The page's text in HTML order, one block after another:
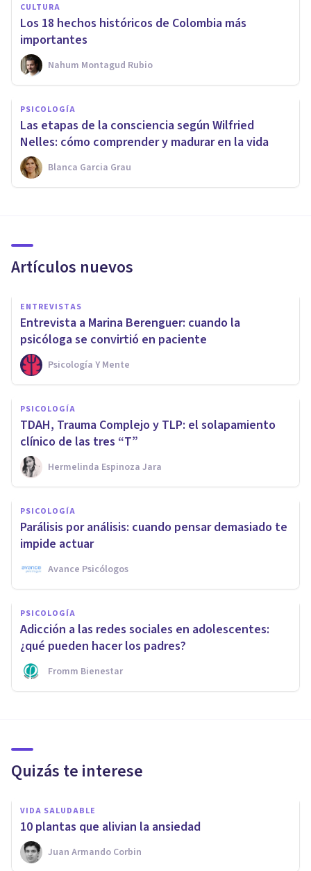
CULTURA
Los 18 hechos históricos de Colombia más
importantes
Nahum Montagud Rubio
PSICOLOGÍA
Las etapas de la consciencia según Wilfried
Nelles: cómo comprender y madurar en la vida
Blanca Garcia Grau
Artículos nuevos
ENTREVISTAS
Entrevista a Marina Berenguer: cuando la
psicóloga se convirtió en paciente
Psicología Y Mente
PSICOLOGÍA
TDAH, Trauma Complejo y TLP: el solapamiento
clínico de las tres “T”
Hermelinda Espinoza Jara
PSICOLOGÍA
Parálisis por análisis: cuando pensar demasiado te
impide actuar
Avance Psicólogos
PSICOLOGÍA
Adicción a las redes sociales en adolescentes:
¿qué pueden hacer los padres?
Fromm Bienestar
Quizás te interese
VIDA SALUDABLE
​10 plantas que alivian la ansiedad
Juan Armando Corbin